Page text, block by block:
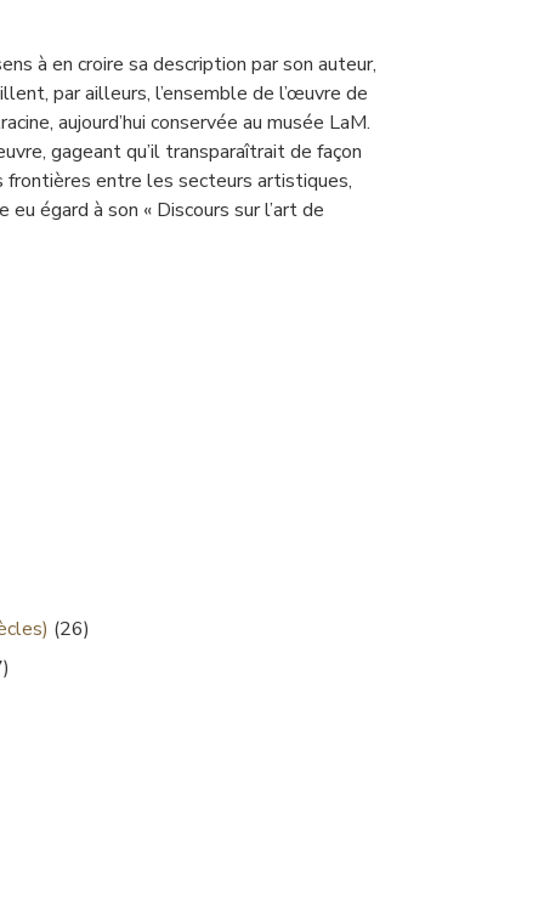
à en croire sa description par son auteur,
par ailleurs, l’ensemble de l’œuvre de
aujourd’hui conservée au musée LaM.
gageant qu’il transparaîtrait de façon
frontières entre les secteurs artistiques,
égard à son « Discours sur l’art de
(26)